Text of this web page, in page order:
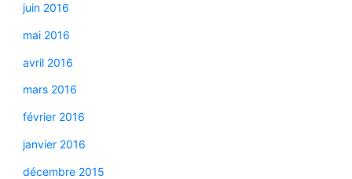
juin 2016
mai 2016
avril 2016
mars 2016
février 2016
janvier 2016
décembre 2015